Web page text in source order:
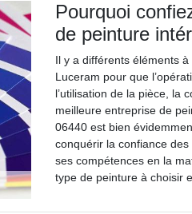
Pourquoi
de peinture
Il y a différents éléments
Luceram pour que
l’utilisation de la pièce, la
meilleure entreprise de
06440 est bien
conquérir la confiance
ses compétences en la
type de peinture à choisir